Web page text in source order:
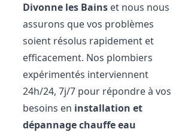
Divonne les Bains et nous nous
assurons que vos problèmes
soient résolus rapidement et
efficacement. Nos plombiers
expérimentés interviennent
24h/24, 7j/7 pour répondre à vos
besoins en installation et
dépannage chauffe eau